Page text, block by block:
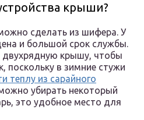
крыши?
сделать из шифера. У
и большой срок службы.
крышу, чтобы
поскольку в зимние стужи
теплу из сарайного
убирать некоторый
это удобное место для